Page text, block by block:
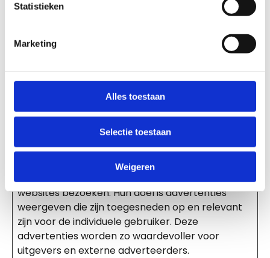
Statistieken
Marketing
Alles toestaan
Selectie toestaan
Weigeren
gebruikt voor
Marketingcookies worden gebruikt om
bezoekers te volgen wanneer ze verschillende
websites bezoeken. Hun doel is advertenties
weergeven die zijn toegesneden op en relevant
zijn voor de individuele gebruiker. Deze
advertenties worden zo waardevoller voor
uitgevers en externe adverteerders.